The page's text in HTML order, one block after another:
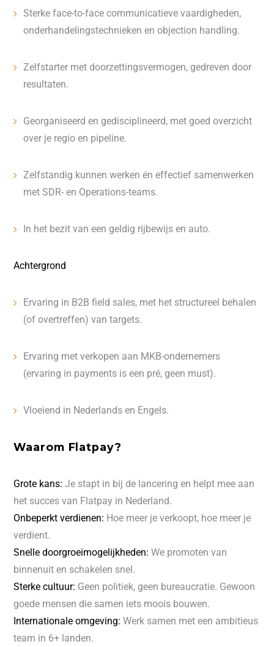
Sterke face-to-face communicatieve vaardigheden,
onderhandelingstechnieken en objection handling.
Zelfstarter met doorzettingsvermogen, gedreven door
resultaten.
Georganiseerd en gedisciplineerd, met goed overzicht
over je regio en pipeline.
Zelfstandig kunnen werken én effectief samenwerken
met SDR- en Operations-teams.
In het bezit van een geldig rijbewijs en auto.
Achtergrond
Ervaring in B2B field sales, met het structureel behalen
(of overtreffen) van targets.
Ervaring met verkopen aan MKB-ondernemers
(ervaring in payments is een pré, geen must).
Vloeiend in Nederlands en Engels.
Waarom Flatpay?
Grote kans: Je stapt in bij de lancering en helpt mee aan
het succes van Flatpay in Nederland.
Onbeperkt verdienen: Hoe meer je verkoopt, hoe meer je
verdient.
Snelle doorgroeimogelijkheden: We promoten van
binnenuit en schakelen snel.
Sterke cultuur: Geen politiek, geen bureaucratie. Gewoon
goede mensen die samen iets moois bouwen.
Internationale omgeving: Werk samen met een ambitieus
team in 6+ landen.